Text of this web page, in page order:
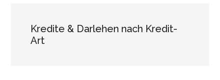
Kredite & Darlehen nach Kredit-
Art